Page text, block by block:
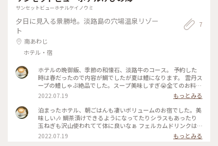
サンセットビューホテルケイノウミ
夕日に見入る景勝地。淡路島の穴場温泉リゾー
ト
南あわじ
ホテル・宿
7
ホテルの晩御飯、季節の和懐石、淡路牛のコース。 予約した
時は春だったので内容が鯛でしたが夏は鱧になります。 雲丹ス
ープの鱧しゃぶ絶品でした。スープ美味しすぎ😭全てのお料理
が好きな味でした、 お造りの鯛、鮃、鰆も塩で食べるの最高
でした。淡路牛はロースとヒウチだったかしら...蕩けたなぁ🤤
デザートの紫蘇シャーベットも素晴らしかったな、持ち帰りた
くなる程美味しかったです。
2022.07.19
もっとみる
泊まったホテル、朝ごはんも凄いボリュームのお宿でした。美
味しい🎶 鯛茶漬けできるようになってたりシラスもあったり
玉ねぎも沢山使われてて体に良いなぁ フェルカムドリンクは
ビールもワインも頼めるので(おつまみやオニオンスープまで
用意されてる)いきなり満足度高い... プールもあるし、部屋は
2022.07.19 もっとみる